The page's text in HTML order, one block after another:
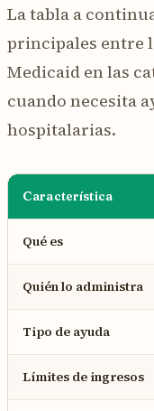
La tabla a
principales entre
Medicaid en las
cuando necesita
hospitalarias.
Característica
Qué es
Quién lo administra
Tipo de ayuda
Límites de ingresos